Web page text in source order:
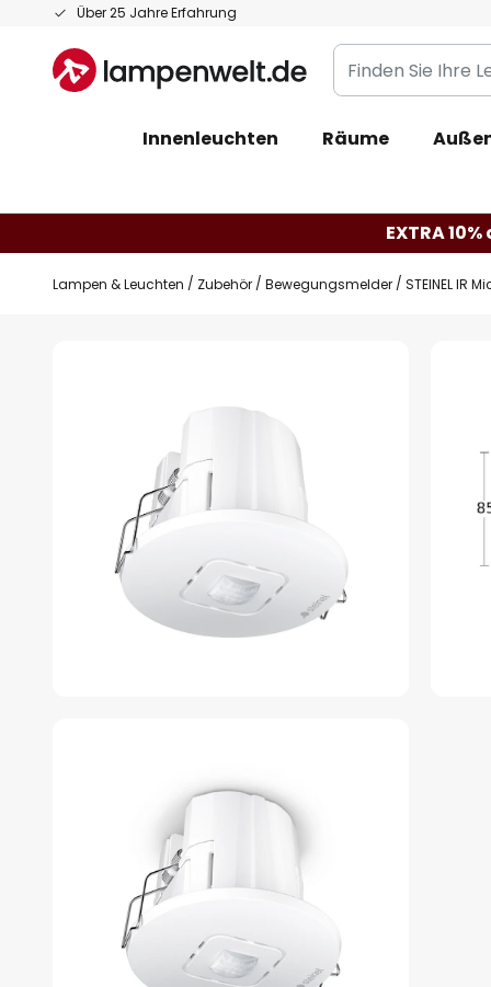
Über 25 Jahre Erfahrung
Zum
springen
Finden
Sie
Leuchte...
Innenleuchten Räume
EXTRA
Lampen & Leuchten Zubehör Bewegungsmelder STEINEL IR